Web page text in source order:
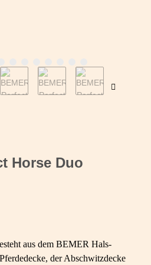
Horse Duo
aus dem BEMER Hals-
der Abschwitzdecke